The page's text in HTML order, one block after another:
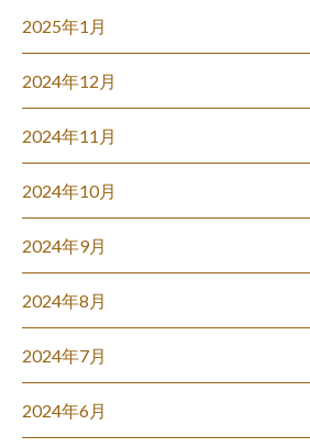
2025年1月
2024年12月
2024年11月
2024年10月
2024年9月
2024年8月
2024年7月
2024年6月